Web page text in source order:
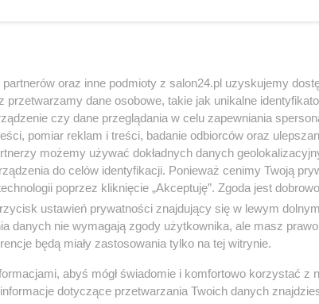
Gospodarka
Centralny Port Komunikacyjny
oraz inne podmioty z salon24.pl uzyskujemy
przetwarzamy dane osobowe, takie jak unikalne
czy dane przeglądania w celu zapewniania
pomiar reklam i treści, badanie odbiorców oraz
możemy używać dokładnych danych
do celów identyfikacji. Ponieważ cenimy Twoją
poprzez kliknięcie „Akceptuję”. Zgoda jest
ustawień prywatności znajdujący się w lewym
danych nie wymagają zgody użytkownika, ale masz
będą miały zastosowania tylko na tej witrynie.
abyś mógł świadomie i komfortowo korzystać z
dotyczące przetwarzania Twoich danych